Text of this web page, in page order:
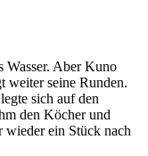
Wasser. Aber Kuno
weiter seine Runden.
sich auf den
den Köcher und
wieder ein Stück nach